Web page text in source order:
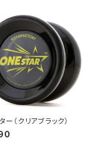
ー（クリアブラック）